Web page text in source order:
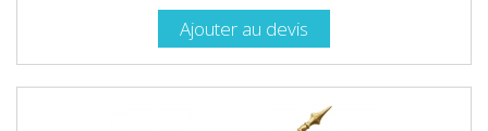
Ajouter au devis